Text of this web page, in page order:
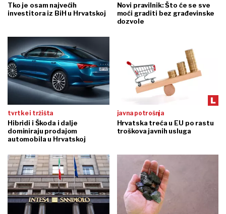
Tko je osam najvećih
investitora iz BiH u Hrvatskoj
Novi pravilnik: Što će se sve
moći graditi bez građevinske
dozvole
tvrtke i tržišta
Hibridi i Škoda i dalje
dominiraju prodajom
automobila u Hrvatskoj
javna potrošnja
Hrvatska treća u EU po rastu
troškova javnih usluga